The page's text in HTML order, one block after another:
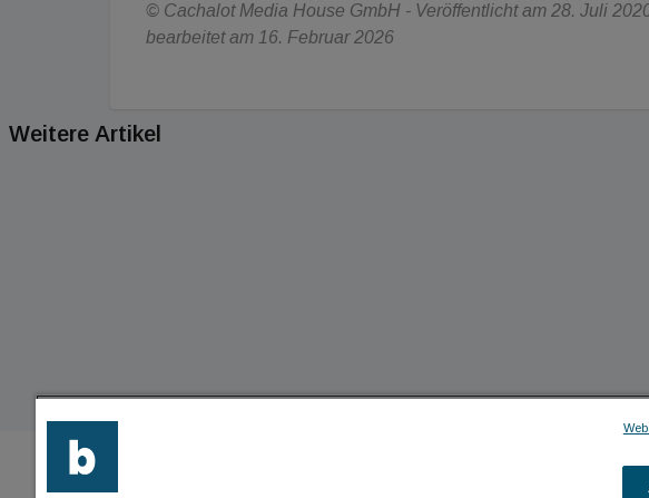
© Cachalot Media House GmbH - Veröffentlicht am 28. Juli
bearbeitet am 16. Februar 2026
Weitere Artikel